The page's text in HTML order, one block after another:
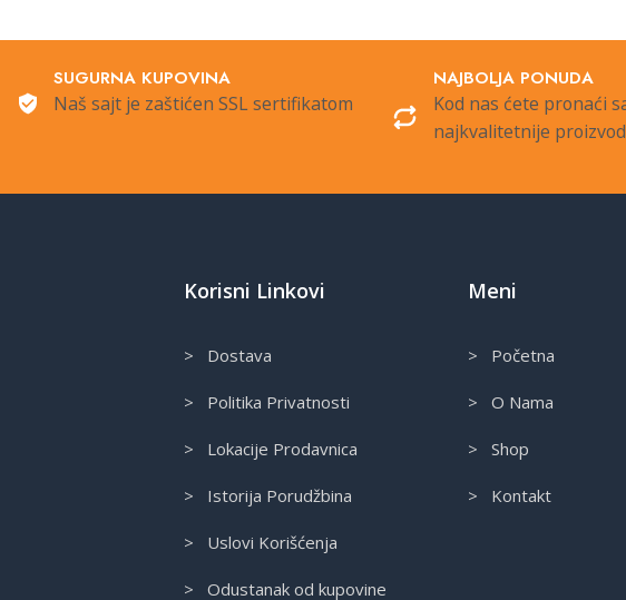
SUGURNA KUPOVINA
Naš sajt je zaštićen SSL sertifikatom
NAJBOLJA PONUDA
Kod nas ćete pronaći
najkvalitetnije
Korisni Linkovi
> Dostava
> Politika Privatnosti
> Lokacije Prodavnica
> Istorija Porudžbina
> Uslovi Korišćenja
> Odustanak od kupovine
Meni
> Početna
> O Nama
> Shop
> Kontakt